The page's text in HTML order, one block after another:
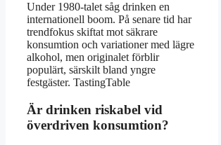
Under 1980-talet såg drinken en
internationell boom. På senare tid har
trendfokus skiftat mot säkrare
konsumtion och variationer med lägre
alkohol, men originalet förblir
populärt, särskilt bland yngre
festgäster. TastingTable
Är drinken riskabel vid
överdriven konsumtion?